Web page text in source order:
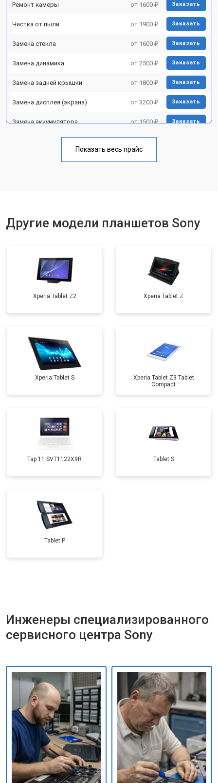
Ремонт камеры от 1600 ₽ Заказать
Чистка от пыли от 1900 ₽ Заказать
Замена стекла от 1600 ₽ Заказать
Замена динамика от 2500 ₽ Заказать
Замена задней крышки от 1800 ₽ Заказать
Замена дисплея (экрана) от 3200 ₽ Заказать
Замена аккумулятора от 1500 ₽ Заказать
Замена материнской платы от 3200 ₽
Показать весь прайс
Другие модели планшетов Sony
Xperia Tablet Z2 Xperia Tablet Z
Xperia Tablet S
Xperia Tablet Z3 Tablet
Compact
Tap 11 SVT1122X9R Tablet S
Tablet P
Инженеры специализированного
сервисного центра Sony